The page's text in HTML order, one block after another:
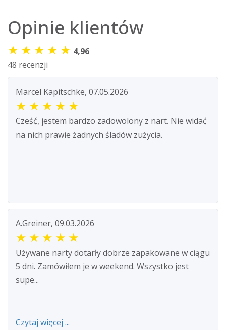
Opinie klientów
★ ★ ★ ★ ★ 4,96
48 recenzji
Marcel Kapitschke, 07.05.2026
★ ★ ★ ★ ★
Cześć, jestem bardzo zadowolony z nart. Nie widać
na nich prawie żadnych śladów zużycia.
A.Greiner, 09.03.2026
★ ★ ★ ★ ★
Używane narty dotarły dobrze zapakowane w ciągu
5 dni. Zamówiłem je w weekend. Wszystko jest
supe...
Czytaj więcej ...